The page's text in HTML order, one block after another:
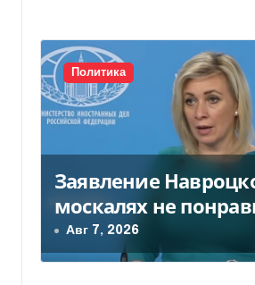
и
с
я
м
Политика
Заявление
москалях не
— видео
Авг 7, 2026